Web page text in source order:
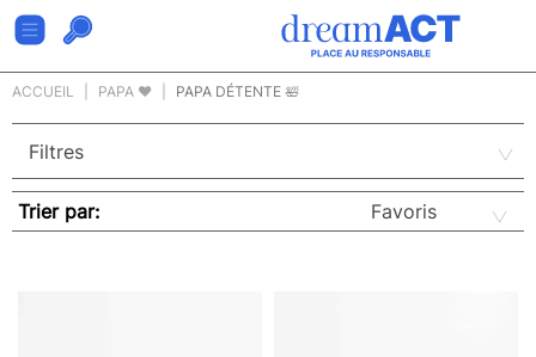
ACCUEIL PAPA ❤ PAPA DÉTENTE 🛀
Trier par: